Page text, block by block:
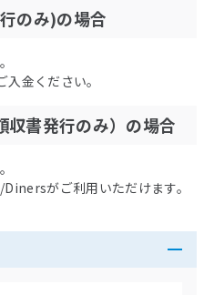
のみ)の場合
金ください。
収書発行のみ）の場合
がご利用いただけます。